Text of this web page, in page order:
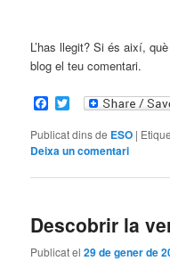
L’has llegit? Si és així,
blog el teu comentari.
Facebook
Twitter
Publicat dins de ESO |
Deixa un comentari
Descobrir la
Publicat el29 de gener de